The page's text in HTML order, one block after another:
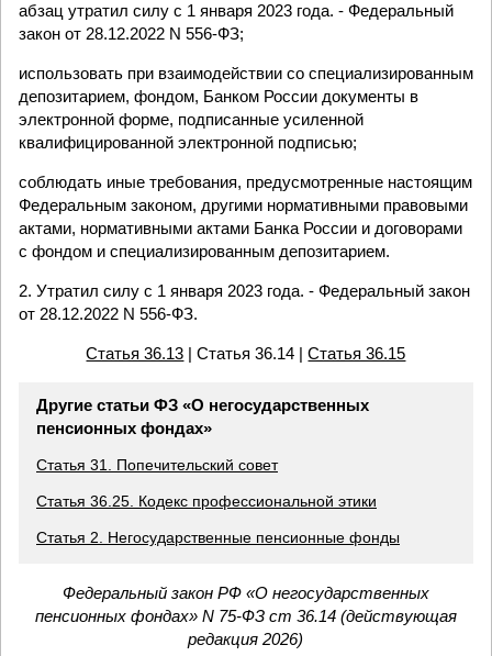
абзац утратил силу с 1 января 2023 года. - Федеральный
закон от 28.12.2022 N 556-ФЗ;
использовать при взаимодействии со специализированным
депозитарием, фондом, Банком России документы в
электронной форме, подписанные усиленной
квалифицированной электронной подписью;
соблюдать иные требования, предусмотренные настоящим
Федеральным законом, другими нормативными правовыми
актами, нормативными актами Банка России и договорами
с фондом и специализированным депозитарием.
2. Утратил силу с 1 января 2023 года. - Федеральный закон
от 28.12.2022 N 556-ФЗ.
Статья 36.13 | Статья 36.14 |Статья 36.15
Другие статьи ФЗ «О негосударственных
пенсионных фондах»
Статья 31. Попечительский совет
Статья 36.25. Кодекс профессиональной этики
Статья 2. Негосударственные пенсионные фонды
Федеральный закон РФ «О негосударственных
пенсионных фондах» N 75-ФЗ ст 36.14 (действующая
редакция 2026)